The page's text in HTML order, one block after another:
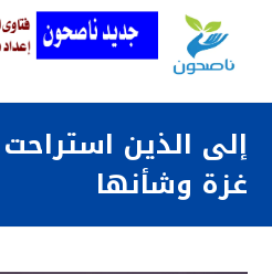
إلى الذين
غزة وشأنها